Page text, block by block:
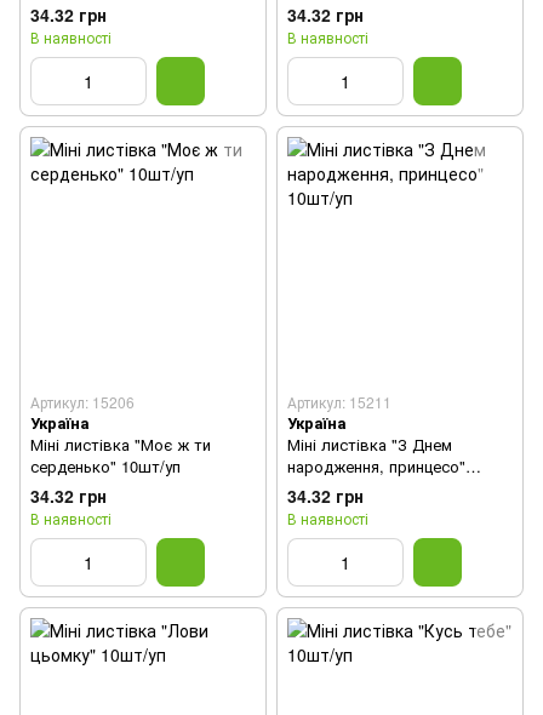
34.32 грн
В наявності
34.32 грн
В наявності
Артикул: 15206
Україна
Міні листівка "Моє ж ти
серденько" 10шт/уп
34.32 грн
В наявності
Артикул: 15211
Україна
Міні листівка "З Днем
народження, принцесо"
10шт/уп
34.32 грн
В наявності